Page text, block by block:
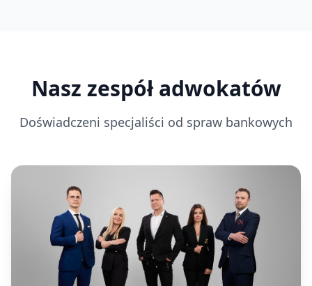
Nasz zespół adwokatów
Doświadczeni specjaliści od spraw bankowych